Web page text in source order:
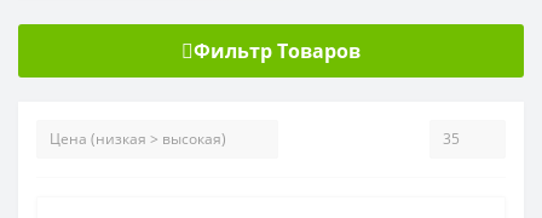
Фильтр Товаров